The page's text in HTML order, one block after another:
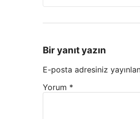
Bir yanıt yazın
E-posta adresiniz
Yorum *